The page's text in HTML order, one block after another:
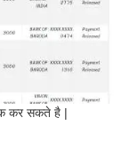
कर सकते है |